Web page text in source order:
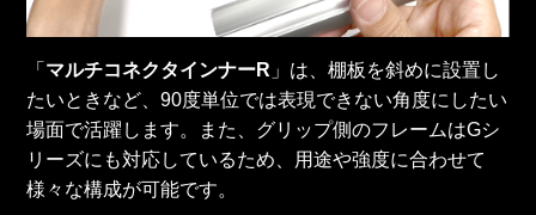
「 マルチコネクタインナーR 」は、棚板を斜めに設置し
たいときなど、90度単位では表現できない角度にしたい
場面で活躍します。また、グリップ側のフレームはGシ
リーズにも対応しているため、用途や強度に合わせて
様々な構成が可能です。